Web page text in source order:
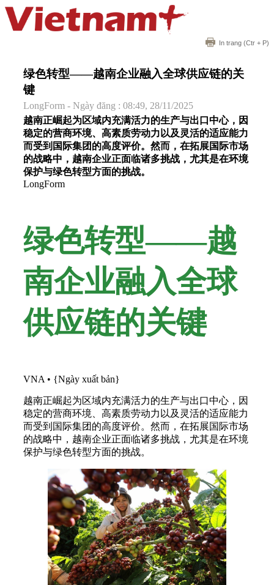
In trang (Ctr + P)
绿色转型——越南企业融入全球供应链的关
键
LongForm - Ngày đăng : 08:49, 28/11/2025
越南正崛起为区域内充满活力的生产与出口中心，因
稳定的营商环境、高素质劳动力以及灵活的适应能力
而受到国际集团的高度评价。然而，在拓展国际市场
的战略中，越南企业正面临诸多挑战，尤其是在环境
保护与绿色转型方面的挑战。
LongForm
绿色转型——越
南企业融入全球
供应链的关键
VNA • {Ngày xuất bản}
越南正崛起为区域内充满活力的生产与出口中心，因
稳定的营商环境、高素质劳动力以及灵活的适应能力
而受到国际集团的高度评价。然而，在拓展国际市场
的战略中，越南企业正面临诸多挑战，尤其是在环境
保护与绿色转型方面的挑战。